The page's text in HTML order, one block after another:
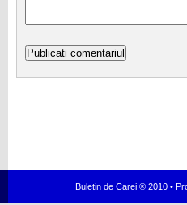
Buletin de Carei ® 2010 •